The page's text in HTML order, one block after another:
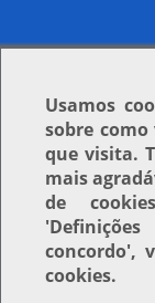
Usamos
sobre como
que visita.
mais
de
concordo',
cookies.